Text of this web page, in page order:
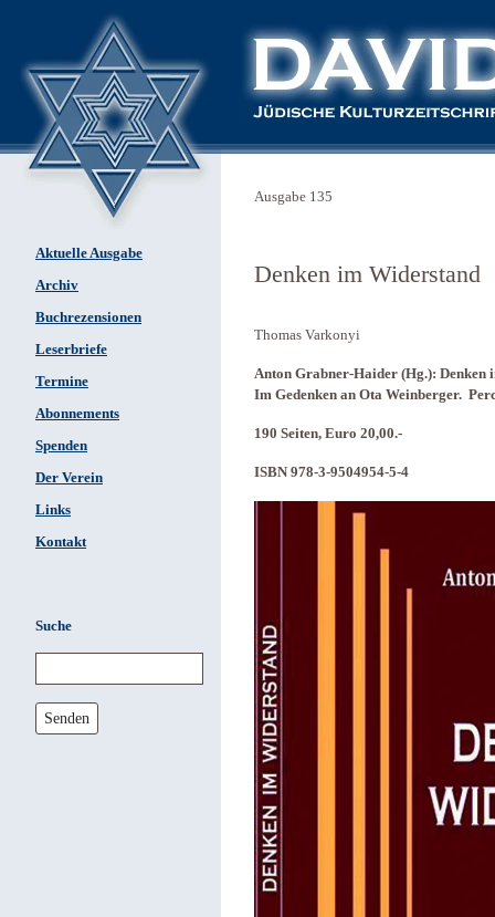
Aktuelle Ausgabe
Archiv
Buchrezensionen
Leserbriefe
Termine
Abonnements
Spenden
Der Verein
Links
Kontakt
Suche
Senden
Ausgabe 135
Denken im Widerstand
Thomas Varkonyi
Anton Grabner-Haider (Hg.): Denken
Im Gedenken an Ota Weinberger.
190 Seiten, Euro 20,00.-
ISBN 978-3-9504954-5-4